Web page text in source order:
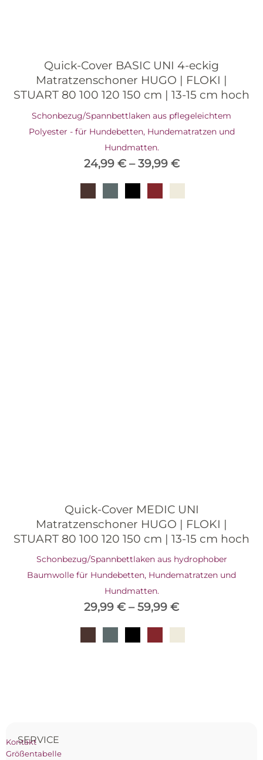
Quick-Cover BASIC UNI 4-eckig
Matratzenschoner HUGO | FLOKI |
STUART 80 100 120 150 cm | 13-15 cm hoch
Schonbezug/Spannbettlaken aus pflegeleichtem
Polyester - für Hundebetten, Hundematratzen und
Hundmatten.
24,99 €–39,99 €
Quick-Cover MEDIC UNI
Matratzenschoner HUGO | FLOKI |
STUART 80 100 120 150 cm | 13-15 cm hoch
Schonbezug/Spannbettlaken aus hydrophober
Baumwolle für Hundebetten, Hundematratzen und
Hundmatten.
29,99 € –59,99 €
SERVICE
Kontakt
Größentabelle